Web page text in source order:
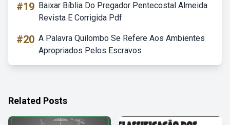
#19 Baixar Bíblia Do Pregador Pentecostal Almeida
Revista E Corrigida Pdf
#20 A Palavra Quilombo Se Refere Aos Ambientes
Apropriados Pelos Escravos
Related Posts